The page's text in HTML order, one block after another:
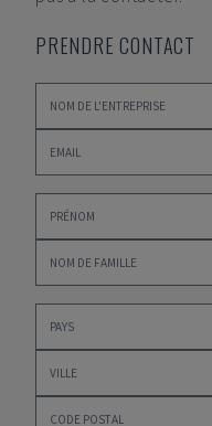
PRENDRE CONTACT